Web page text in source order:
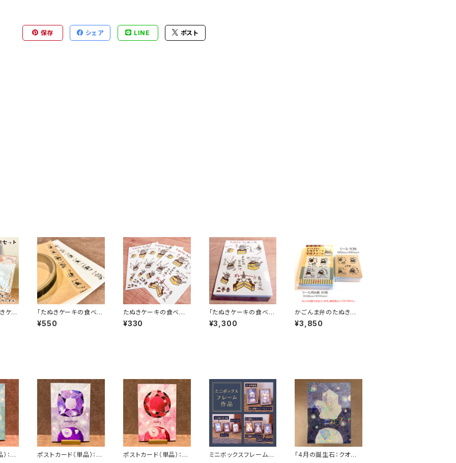
保存 シェア LINE ポスト
ケー
「たぬきケーキの食べ
方」透明テープ
¥550
たぬきケーキの食べ方
シール/同柄3シートセッ
ト
¥330
「たぬきケーキの食べ
方」シール50枚セット
¥3,300
かごんま弁のたぬきケ
ーキのクラフトシール5
0枚セット
¥3,850
：「3
ポストカード（単品）：「2
ポストカード（単品）：「7
ミニボックスフレーム作
「4月の誕生石：クオー